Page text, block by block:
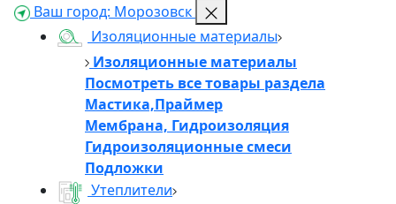
Ваш город: Морозовск
Изоляционные материалы
Изоляционные материалы
Посмотреть все товары раздела
Мастика,Праймер
Мембрана, Гидроизоляция
Гидроизоляционные смеси
Подложки
Утеплители